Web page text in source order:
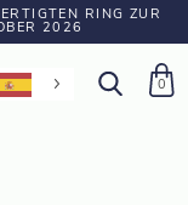
RING ZUR
2026
0